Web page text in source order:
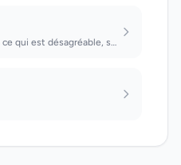
Fuite pour échapper à ce qui est désagréable, souvent aussi épuisement du systèm...